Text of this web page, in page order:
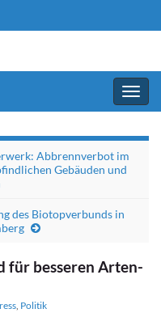
Abbrennverbot im
Gebäuden und
des Biotopverbunds in
für besseren Arten-
, Politik